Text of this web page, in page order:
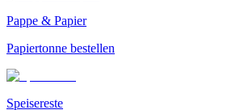
Pappe & Papier
Papiertonne bestellen
Speisereste